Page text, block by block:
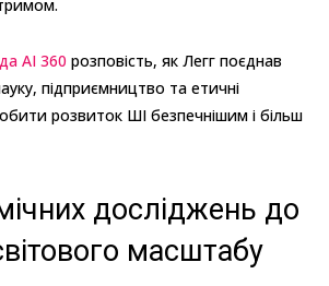
AI 360 розповість, як Легг поєднав
підприємництво та етичні
розвиток ШІ безпечнішим і більш
досліджень до
масштабу